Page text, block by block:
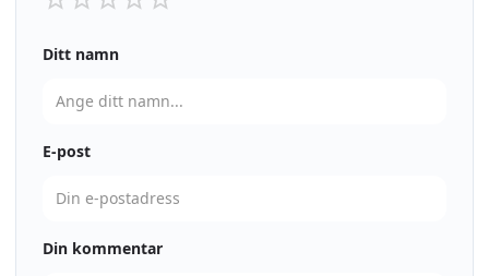
Ditt namn
E-post
Din kommentar